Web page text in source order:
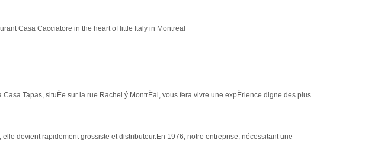
Casa Cacciatore in the heart of little Italy in Montreal
Tapas, situÈe sur la rue Rachel ý MontrÈal, vous fera vivre une expÈrience digne des plus
devient rapidement grossiste et distributeur.En 1976, notre entreprise, nécessitant une